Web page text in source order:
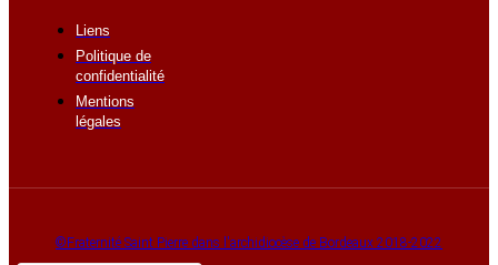
Liens
Politique de
confidentialité
Mentions
légales
©Fraternité Saint Pierre dans l'archidiocèse de Bordeaux 2018-2022